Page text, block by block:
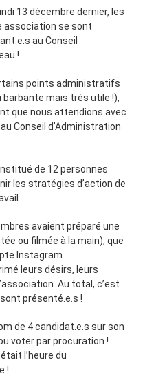
13 décembre dernier, les
association se sont
au Conseil
!
points administratifs
barbante mais très utile !),
que nous attendions avec
Conseil d’Administration
de 12 personnes
les stratégies d’action de
avaient préparé une
ou filmée à la main), que
Instagram
leurs désirs, leurs
Au total, c’est
présenté.e.s !
de 4 candidat.e.s sur son
voter par procuration !
l’heure du
!